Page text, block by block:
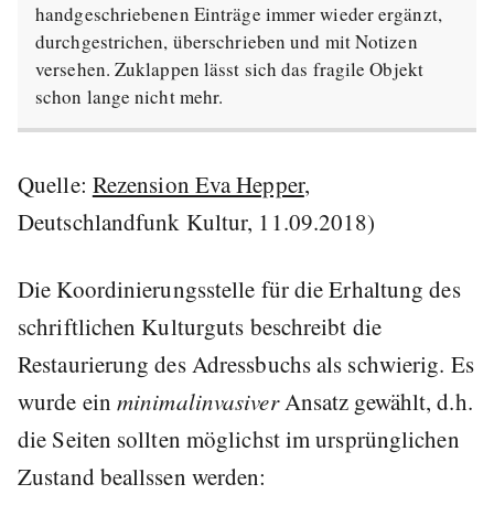
handgeschriebenen Einträge immer wieder ergänzt,
durchgestrichen, überschrieben und mit Notizen
versehen. Zuklappen lässt sich das fragile Objekt
schon lange nicht mehr.
Quelle: Rezension Eva Hepper,
Deutschlandfunk Kultur, 11.09.2018)
Die Koordinierungsstelle für die Erhaltung des
schriftlichen Kulturguts beschreibt die
Restaurierung des Adressbuchs als schwierig. Es
wurde ein minimalinvasiverAnsatz gewählt, d.h.
die Seiten sollten möglichst im ursprünglichen
Zustand beallssen werden: